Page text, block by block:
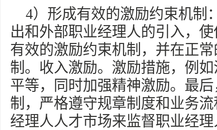
4）形成有效的激励约束机制
出和外部职业经理人的引入，
有效的激励约束机制，并在正
制。收入激励。激励措施，例
平等，同时加强精神激励。最
制，严格遵守规章制度和业务
经理人人才市场来监督职业经